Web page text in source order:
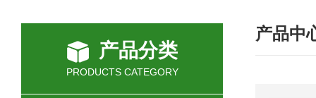
OEMER三相同步电机MTES 132SB/2
OEMER三相同步电机MTES 160MA/2
产品分类
PRODUCTS CATEGORY
产品中